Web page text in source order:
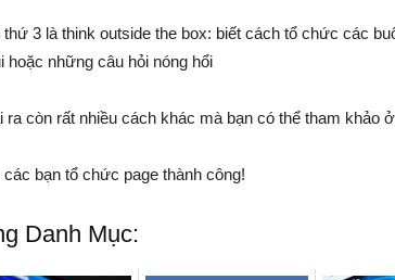
thứ 3 là think outside the box: biết cách tổ chức các
hoặc những câu hỏi nóng hổi
ra còn rất nhiều cách khác mà bạn có thể tham khảo
các bạn tổ chức page thành công!
Danh Mục: